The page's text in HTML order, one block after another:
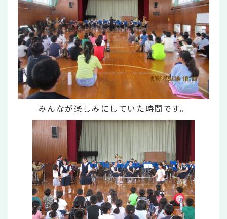
みんなが楽しみにしていた時間です。